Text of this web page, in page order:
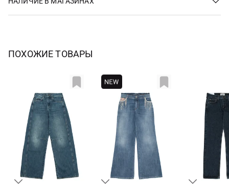
ПОХОЖИЕ ТОВАРЫ